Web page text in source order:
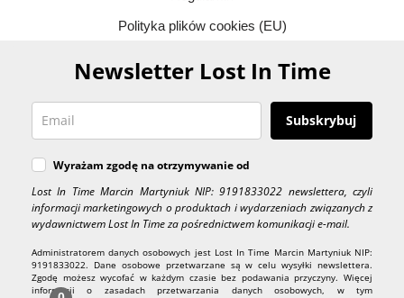
Polityka plików cookies (EU)
Newsletter Lost In Time
Subskrybuj
Wyrażam zgodę na otrzymywanie od
Lost In Time Marcin Martyniuk NIP: 9191833022 newslettera, czyli
informacji marketingowych o produktach i wydarzeniach związanych z
wydawnictwem Lost In Time za pośrednictwem komunikacji e-mail.
Administratorem danych osobowych jest Lost In Time Marcin Martyniuk NIP:
9191833022. Dane osobowe przetwarzane są w celu wysyłki newslettera.
Zgodę możesz wycofać w każdym czasie bez podawania przyczyny. Więcej
informacji o zasadach przetwarzania danych osobowych, w tym